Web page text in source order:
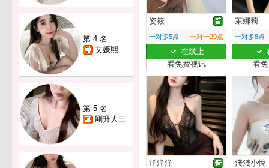
第 4 名
艾媛熙
第 5 名
剛升大三
姿筱
一对多5点 一对一20点
在线上
看免费视讯
茉娜莉
一对多8点
看
洋洋洋 淺淺小悅